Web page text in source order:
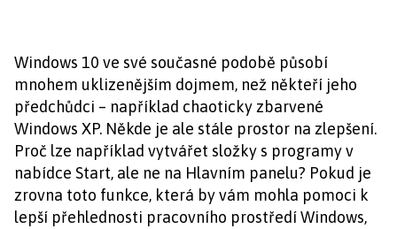
Windows 10 ve své současné podobě působí
mnohem uklizenějším dojmem, než někteří jeho
předchůdci – například chaoticky zbarvené
Windows XP. Někde je ale stále prostor na zlepšení.
Proč lze například vytvářet složky s programy v
nabídce Start, ale ne na Hlavním panelu? Pokud je
zrovna toto funkce, která by vám mohla pomoci k
lepší přehlednosti pracovního prostředí Windows,